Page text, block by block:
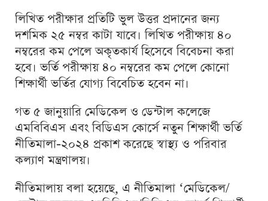
লিখিত পরীক্ষার প্রতিটি ভুল উত্তর প্রদানের জন্য
দশমিক ২৫ নম্বর কাটা যাবে। লিখিত পরীক্ষায় ৪০
নম্বরের কম পেলে অকৃতকার্য হিসেবে বিবেচনা করা
হবে। ভর্তি পরীক্ষায় ৪০ নম্বরের কম পেলে কোনো
শিক্ষার্থী ভর্তির যোগ্য বিবেচিত হবেন না।
গত ৫ জানুয়ারি মেডিকেল ও ডেন্টাল কলেজে
এমবিবিএস এবং বিডিএস কোর্সে নতুন শিক্ষার্থী ভর্তি
নীতিমালা-২০২৪ প্রকাশ করেছে স্বাস্থ্য ও পরিবার
কল্যাণ মন্ত্রণালয়।
নীতিমালায় বলা হয়েছে, এ নীতিমালা ‘মেডিকেল/